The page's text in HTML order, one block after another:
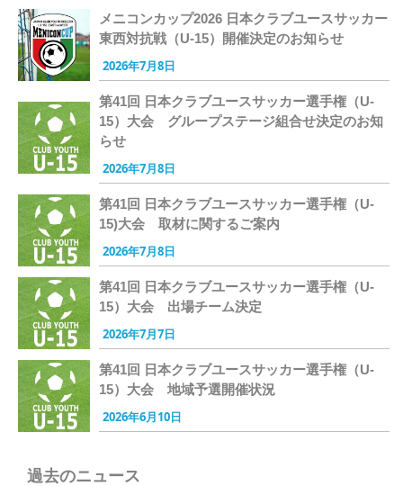
メニコンカップ2026 日本クラブユースサッカー
東西対抗戦（U-15）開催決定のお知らせ
2026年7月8日
第41回 日本クラブユースサッカー選手権（U-
15）大会 グループステージ組合せ決定のお知
らせ
2026年7月8日
第41回 日本クラブユースサッカー選手権（U-
15)大会 取材に関するご案内
2026年7月8日
第41回 日本クラブユースサッカー選手権（U-
15）大会 出場チーム決定
2026年7月7日
第41回 日本クラブユースサッカー選手権（U-
15）大会 地域予選開催状況
2026年6月10日
過去のニュース